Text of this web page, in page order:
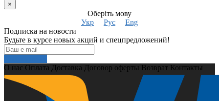
×
Оберіть мову
Укр
Рус
Eng
Подписка на новости
Будьте в курсе новых акций и спецпредложений!
О нас Оплата Доставка Договор оферты Возврат Контакты